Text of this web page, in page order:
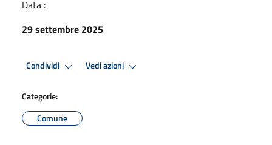
Data :
29 settembre 2025
Condividi Vedi azioni
Categorie:
Comune